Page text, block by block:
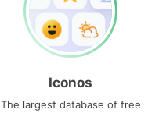
Iconos
The largest database of free